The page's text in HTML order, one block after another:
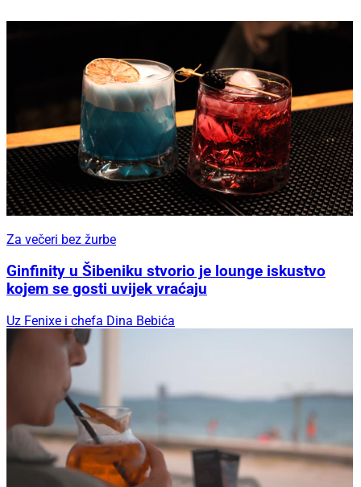
Za večeri bez žurbe
Ginfinity u Šibeniku stvorio je lounge iskustvo
kojem se gosti uvijek vraćaju
Uz Fenixe i chefa Dina Bebića